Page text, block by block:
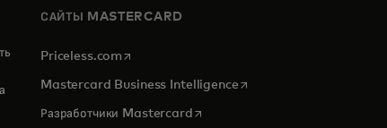
САЙТЫ MASTERCARD
Priceless.com opens in a new tab
Mastercard Business Intelligenceopens in a new tab
Разработчики Mastercardopens in a new tab